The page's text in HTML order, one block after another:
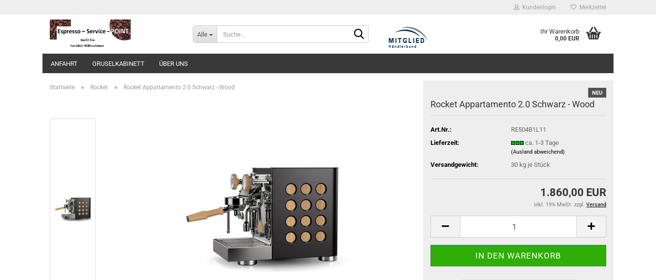
Kundenlogin Merkzettel
Alle Ihr Warenkorb
0,00 EUR
ANFAHRT GRUSELKABINETT ÜBER UNS
Startseite » Rocket » Rocket Appartamento 2.0 Schwarz - Wood
NEU
Rocket Appartamento 2.0 Schwarz - Wood
Art.Nr.:
RE504B1L11
Lieferzeit:
ca. 1-3 Tage
(Ausland abweichend)
Versandgewicht: 30 kg je Stück
1.860,00 EUR
inkl. 19% MwSt. zzgl. Versand